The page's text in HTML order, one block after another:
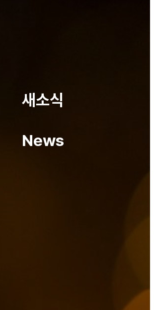
새소식
News